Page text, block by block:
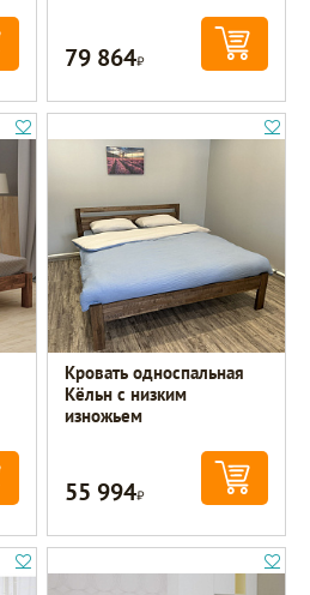
79 864Р
Кровать односпальная
Кёльн с низким
изножьем
55 994Р